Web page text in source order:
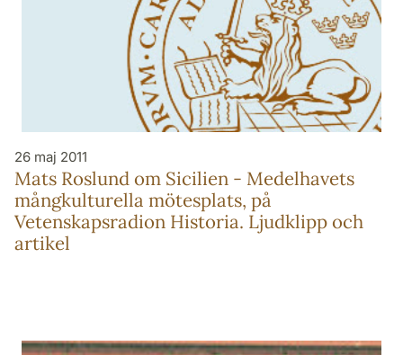
26 maj 2011
Mats Roslund om Sicilien - Medelhavets
mångkulturella mötesplats, på
Vetenskapsradion Historia. Ljudklipp och
artikel